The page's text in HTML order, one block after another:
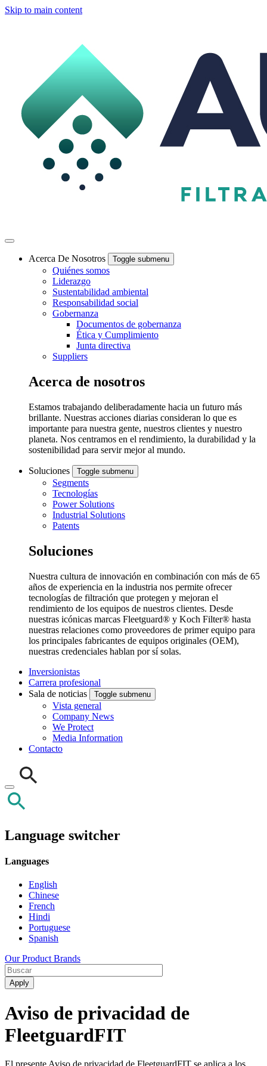
Skip to main content
Acerca De Nosotros Toggle submenu
Quiénes somos
Liderazgo
Sustentabilidad ambiental
Responsabilidad social
Gobernanza
Documentos de gobernanza
Ética y Cumplimiento
Junta directiva
Suppliers
Acerca de nosotros
Estamos trabajando deliberadamente hacia un futuro más
brillante. Nuestras acciones diarias consideran lo que es
importante para nuestra gente, nuestros clientes y nuestro
planeta. Nos centramos en el rendimiento, la durabilidad y la
sostenibilidad para servir mejor al mundo.
Soluciones Toggle submenu
Segments
Tecnologías
Power Solutions
Industrial Solutions
Patents
Soluciones
Nuestra cultura de innovación en combinación con más de 65
años de experiencia en la industria nos permite ofrecer
tecnologías de filtración que protegen y mejoran el
rendimiento de los equipos de nuestros clientes. Desde
nuestras icónicas marcas Fleetguard® y Koch Filter® hasta
nuestras relaciones como proveedores de primer equipo para
los principales fabricantes de equipos originales (OEM),
nuestras credenciales hablan por sí solas.
Inversionistas
Carrera profesional
Sala de noticias
Toggle submenu
Vista general
Company News
We Protect
Media Information
Contacto
Language switcher
Languages
English
Chinese
French
Hindi
Portuguese
Spanish
Our Product Brands
Aviso de privacidad de
FleetguardFIT
El presente Aviso de privacidad de FleetguardFIT se aplica a los